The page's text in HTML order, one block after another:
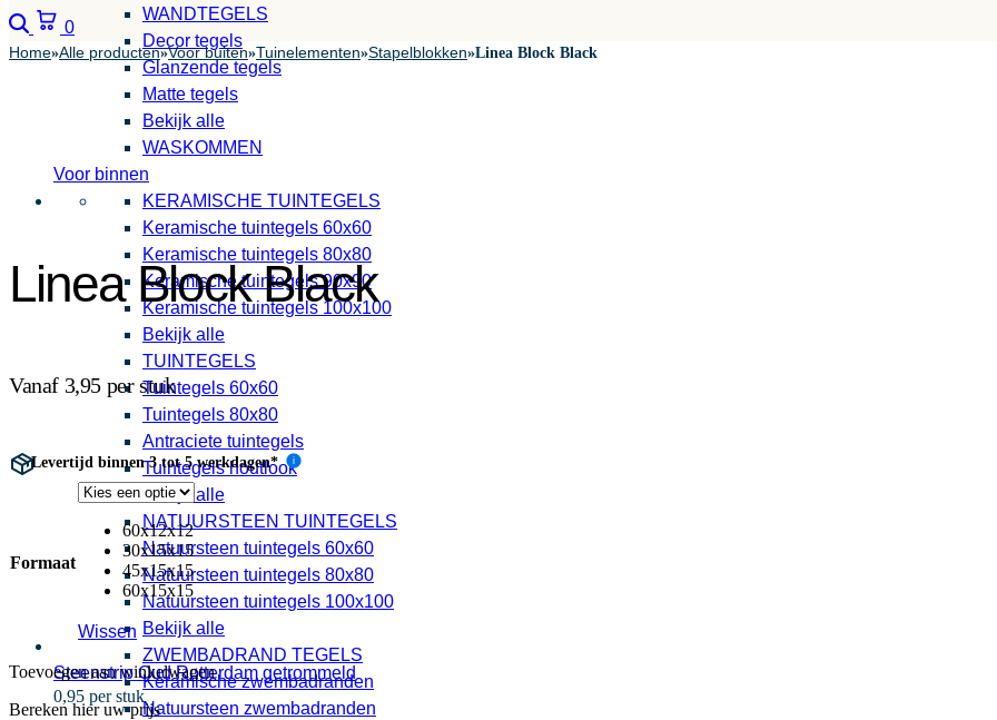
Steenstrip Oud Rotterdam getrommeld
0,95 per stuk
WANDTEGELS
Decor tegels
Glanzende tegels
Matte tegels
Bekijk alle
WASKOMMEN
Voor binnen
KERAMISCHE TUINTEGELS
Keramische tuintegels 60x60
Keramische tuintegels 80x80
Keramische tuintegels 90x90
Keramische tuintegels 100x100
Bekijk alle
TUINTEGELS
Tuintegels 60x60
Tuintegels 80x80
Antraciete tuintegels
Tuintegels houtlook
Bekijk alle
NATUURSTEEN TUINTEGELS
Natuursteen tuintegels 60x60
Natuursteen tuintegels 80x80
Natuursteen tuintegels 100x100
Bekijk alle
ZWEMBADRAND TEGELS
Keramische zwembadranden
Natuursteen zwembadranden
Zoeken
0 Winkelwagen
Home»Alle producten»Voor buiten»Tuinelementen»Stapelblokken»Linea Block Black
Linea Block Black
Vanaf 3,95 per stuk
Levertijd binnen 3 tot 5 werkdagen* i
Formaat
60x12x12
30x15x15
45x15x15
60x15x15
Wissen
Toevoegen aan winkelwagen
Bereken hier uw prijs